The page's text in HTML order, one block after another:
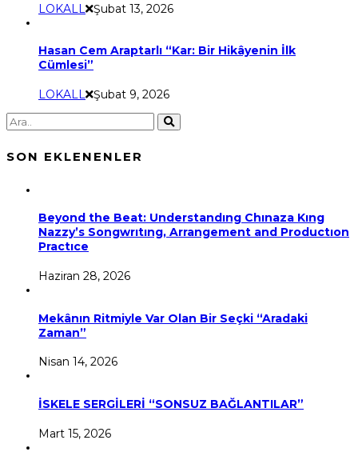
LOKALL Şubat 13, 2026
Hasan Cem Araptarlı “Kar: Bir Hikâyenin İlk
Cümlesi”
LOKALL Şubat 9, 2026
SON EKLENENLER
Beyond the Beat: Understandıng Chınaza Kıng
Nazzy’s Songwrıtıng, Arrangement and Productıon
Practıce
Haziran 28, 2026
Mekânın Ritmiyle Var Olan Bir Seçki “Aradaki
Zaman”
Nisan 14, 2026
İSKELE SERGİLERİ “SONSUZ BAĞLANTILAR”
Mart 15, 2026